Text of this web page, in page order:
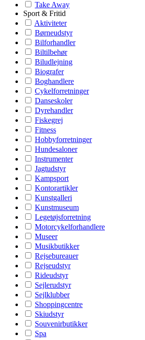
Take Away
Sport & Fritid
Aktiviteter
Børneudstyr
Bilforhandler
Biltilbehør
Biludlejning
Biografer
Boghandlere
Cykelforretninger
Danseskoler
Dyrehandler
Fiskegrej
Fitness
Hobbyforretninger
Hundesaloner
Instrumenter
Jagtudstyr
Kampsport
Kontorartikler
Kunstgalleri
Kunstmuseum
Legetøjsforretning
Motorcykelforhandlere
Museer
Musikbutikker
Rejsebureauer
Rejseudstyr
Rideudstyr
Sejlerudstyr
Sejlklubber
Shoppingcentre
Skiudstyr
Souvenirbutikker
Spa